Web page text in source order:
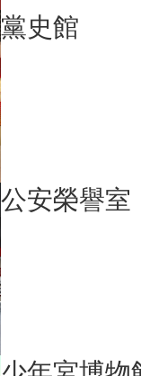
黨史館
公安榮譽室